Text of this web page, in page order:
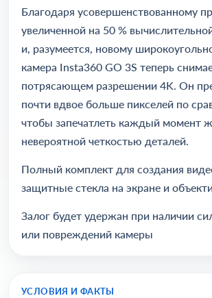
Благодаря усовершенствованному
увеличенной на 50 %
и, разумеется, новому
камера Insta360 GO 3S теперь
потрясающем разрешении 4K. Он
почти вдвое больше пикселей по
чтобы запечатлеть каждый момент
невероятной четкостью деталей.
Полный комплект для создания
защитные стекла на экране и
Залог будет удержан при наличии
или повреждений камеры
УСЛОВИЯ И ФАКТЫ